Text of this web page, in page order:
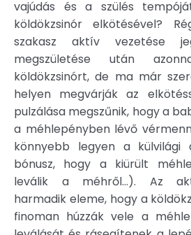
vajúdás és a szülés
köldökzsinór elkötésével?
szakasz aktív vezetése
megszületése után
köldökzsinórt, de ma már
helyen megvárják az
pulzálása megszűnik, hogy a
a méhlepényben lévő
könnyebb legyen a külvilági
bónusz, hogy a kiürült
leválik a méhről…). Az
harmadik eleme, hogy a
finoman húzzák vele a